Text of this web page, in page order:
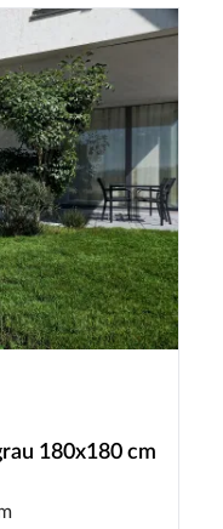
180x180 cm